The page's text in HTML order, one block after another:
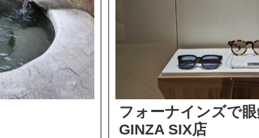
フォーナインズで
GINZA SIX店